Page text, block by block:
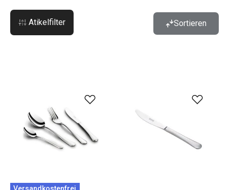
Atikelfilter Sortieren
Versandkostenfrei